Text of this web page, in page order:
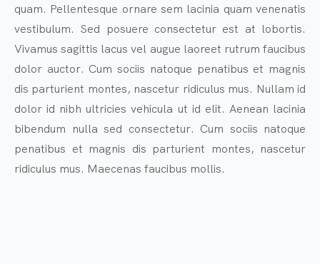
quam. Pellentesque ornare sem lacinia quam venenatis
vestibulum. Sed posuere consectetur est at lobortis.
Vivamus sagittis lacus vel augue laoreet rutrum faucibus
dolor auctor. Cum sociis natoque penatibus et magnis
dis parturient montes, nascetur ridiculus mus. Nullam id
dolor id nibh ultricies vehicula ut id elit. Aenean lacinia
bibendum nulla sed consectetur. Cum sociis natoque
penatibus et magnis dis parturient montes, nascetur
ridiculus mus. Maecenas faucibus mollis.